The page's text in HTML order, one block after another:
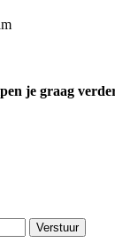
je graag
Verstuur